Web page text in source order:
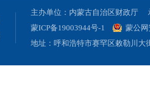
主办单位：内蒙古自治区财政厅
蒙ICP备19003944号-1
蒙公网
地址：呼和浩特市赛罕区敕勒川